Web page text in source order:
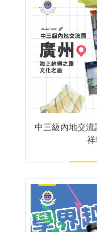
中三級內地交
祥